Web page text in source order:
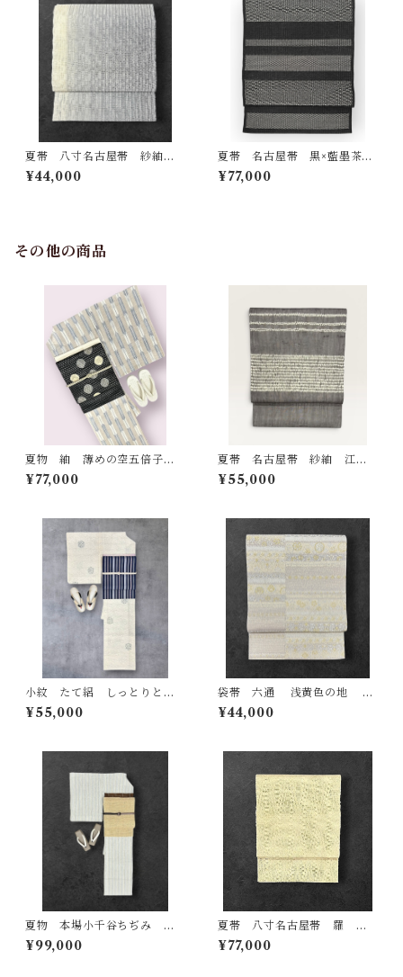
夏帯 八寸名古屋帯 紗紬
鳥の子色〜黒への縦縞のよう
なグラデーション 長さ 411
¥44,000
夏帯 名古屋帯 黒×藍墨茶
色 シックでスタイリッシ
ュ ざっくり＆ふんわり
¥77,000
その他の商品
夏物 紬 薄めの空五倍子色×
生成り色×グレーがかった藍
色 矢絣 裄丈 68㎝ K560
¥77,000
夏帯 名古屋帯 紗紬 江戸
鼠色の地 生成色のしぼり
長さ 365㎝ Q7163
¥55,000
小紋 たて絽 しっとりとし
た生成色の地 濃淡のある藍
墨茶色の露芝と草花の丸文
¥55,000
袋帯 六通 浅黄色の地 金
糸 銀糸 ピンク系金糸 割
付文様 長さ 446㎝ Q6499
¥44,000
夏物 本場小千谷ちぢみ 証
紙 反端 しつけ糸付き 砥粉色
の地 スタイリッシュな細い
¥99,000
夏帯 八寸名古屋帯 羅 砥
粉色の地 細長い菱文 長さ 3
64㎝ Q7053
¥77,000